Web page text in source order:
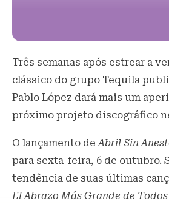
Três semanas após estrear a
clássico do grupo Tequila
Pablo López dará mais um
próximo projeto discográfico
O lançamento deAbril Sin
para sexta-feira, 6 de outubro.
tendência de suas últimas
El Abrazo Más Grande de